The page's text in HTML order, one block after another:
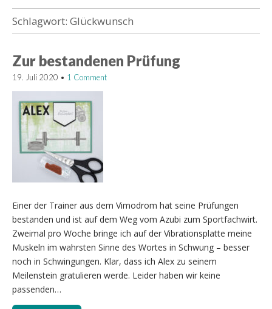
Schlagwort: Glückwunsch
Zur bestandenen Prüfung
19. Juli 2020 • 1 Comment
Einer der Trainer aus dem Vimodrom hat seine Prüfungen
bestanden und ist auf dem Weg vom Azubi zum Sportfachwirt.
Zweimal pro Woche bringe ich auf der Vibrationsplatte meine
Muskeln im wahrsten Sinne des Wortes in Schwung – besser
noch in Schwingungen. Klar, dass ich Alex zu seinem
Meilenstein gratulieren werde. Leider haben wir keine
passenden…